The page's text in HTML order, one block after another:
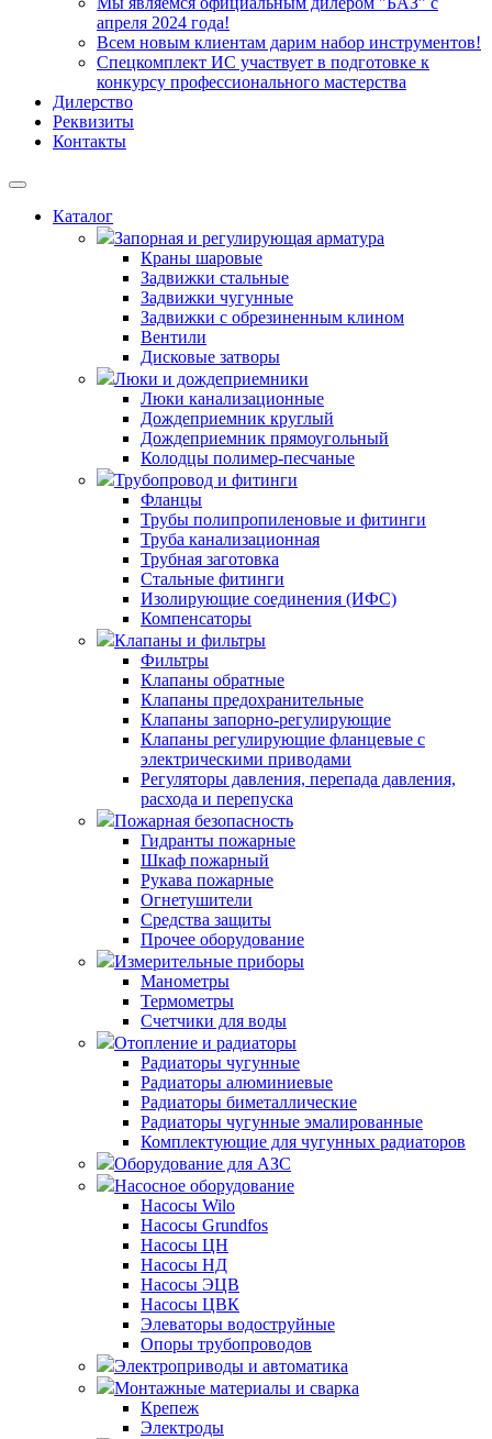
апреля 2024 года!
Всем новым клиентам дарим набор инструментов!
Спецкомплект ИС участвует в подготовке к
конкурсу профессионального мастерства
Дилерство
Реквизиты
Контакты
Каталог
Запорная и регулирующая арматура
Краны шаровые
Задвижки стальные
Задвижки чугунные
Задвижки с обрезиненным клином
Вентили
Дисковые затворы
Люки и дождеприемники
Люки канализационные
Дождеприемник круглый
Дождеприемник прямоугольный
Колодцы полимер-песчаные
Трубопровод и фитинги
Фланцы
Трубы полипропиленовые и фитинги
Труба канализационная
Трубная заготовка
Стальные фитинги
Изолирующие соединения (ИФС)
Компенсаторы
Клапаны и фильтры
Фильтры
Клапаны обратные
Клапаны предохранительные
Клапаны запорно-регулирующие
Клапаны регулирующие фланцевые с
электрическими приводами
Регуляторы давления, перепада давления,
расхода и перепуска
Пожарная безопасность
Гидранты пожарные
Шкаф пожарный
Рукава пожарные
Огнетушители
Средства защиты
Прочее оборудование
Измерительные приборы
Манометры
Термометры
Счетчики для воды
Отопление и радиаторы
Радиаторы чугунные
Радиаторы алюминиевые
Радиаторы биметаллические
Радиаторы чугунные эмалированные
Комплектующие для чугунных радиаторов
Оборудование для АЗС
Насосное оборудование
Насосы Wilo
Насосы Grundfos
Насосы ЦН
Насосы НД
Насосы ЭЦВ
Насосы ЦВК
Элеваторы водоструйные
Опоры трубопроводов
Электроприводы и автоматика
Монтажные материалы и сварка
Крепеж
Электроды